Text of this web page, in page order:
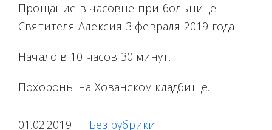
Прощание в часовне при больнице
Святителя Алексия 3 февраля 2019 года.
Начало в 10 часов 30 минут.
Похороны на Хованском кладбище.
01.02.2019
Без рубрики